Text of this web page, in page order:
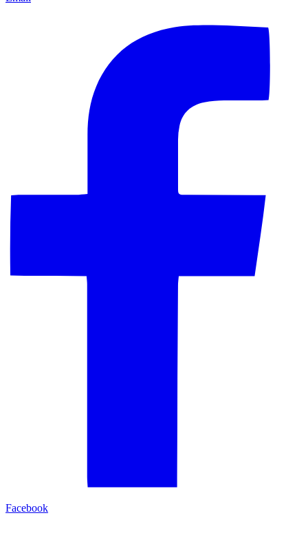
Facebook